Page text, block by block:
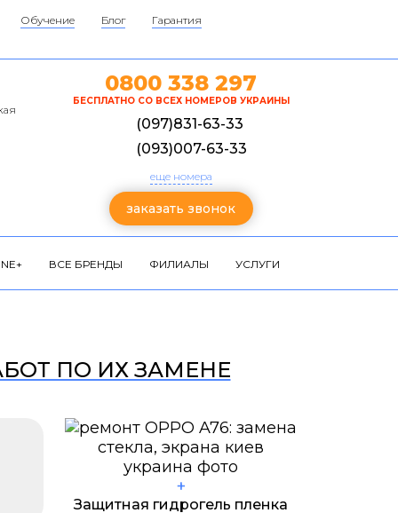
Обучение Блог
Гарантия
0800 338 297
БЕСПЛАТНО СО ВСЕХ НОМЕРОВ УКРАИНЫ
(097)831-63-33
(093)007-63-33
еще номера
заказать звонок
ВСЕ БРЕНДЫ ФИЛИАЛЫ УСЛУГИ
ПО ИХ ЗАМЕНЕ
+
Защитная гидрогель пленка